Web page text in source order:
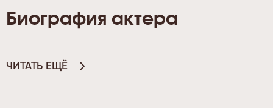
Биография актера
ЧИТАТЬ ЕЩЁ